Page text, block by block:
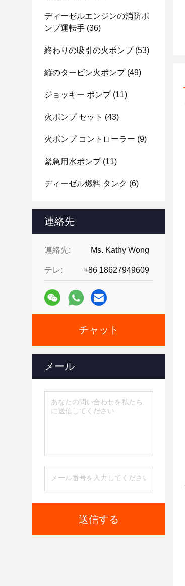
ディーゼルエンジンの消防ポ
ンプ運転手 (36)
終わりの吸引の火ポンプ(53)
縦のタービン火ポンプ(49)
ジョッキー ポンプ(11)
火ポンプ セット (43)
火ポンプ コントローラー (9)
緊急用水ポンプ(11)
ディーゼル燃料 タンク (6)
連絡先
連絡先: Ms. Kathy Wong
テレ: +86 18627949609
チャット
メール
送信する